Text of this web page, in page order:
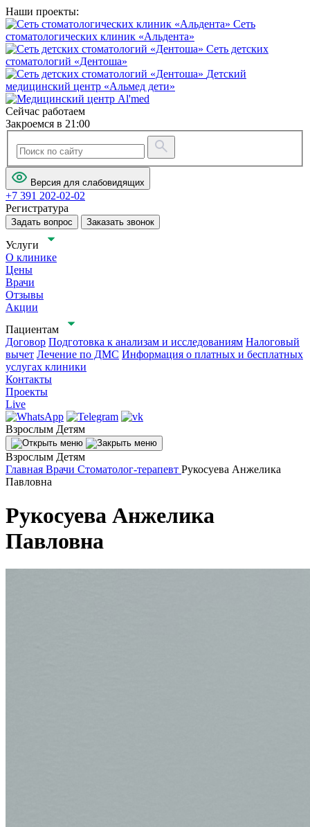
Наши проекты:
Сеть
стоматологических клиник «Альдента»
Сеть детских
стоматологий «Дентоша»
Детский
медицинский центр «Альмед дети»
Сейчас работаем
Закроемся в 21:00
Версия для слабовидящих
+7 391 202-02-02
Регистратура
Задать вопрос Заказать звонок
Услуги
О клинике
Цены
Врачи
Отзывы
Акции
Пациентам
Договор Подготовка к анализам и исследованиям Налоговый
вычет Лечение по ДМС Информация о платных и бесплатных
услугах клиники
Контакты
Проекты
Live
Взрослым Детям
Взрослым Детям
Главная Врачи Стоматолог-терапевт Рукосуева Анжелика
Павловна
Рукосуева Анжелика
Павловна